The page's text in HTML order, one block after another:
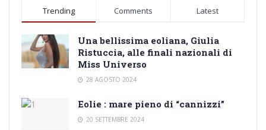
Trending Comments Latest
Una bellissima eoliana, Giulia
Ristuccia, alle finali nazionali di
Miss Universo
28 AGOSTO 2024
Eolie : mare pieno di “cannizzi”
20 SETTEMBRE 2024